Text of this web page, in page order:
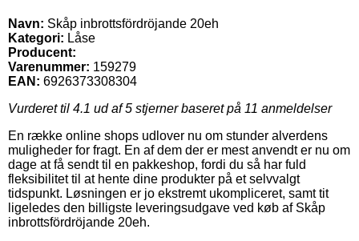
Navn: Skåp inbrottsfördröjande 20eh
Kategori: Låse
Producent:
Varenummer: 159279
EAN: 6926373308304
Vurderet til 4.1 ud af 5 stjerner baseret på 11 anmeldelser
En række online shops udlover nu om stunder alverdens
muligheder for fragt. En af dem der er mest anvendt er nu om
dage at få sendt til en pakkeshop, fordi du så har fuld
fleksibilitet til at hente dine produkter på et selvvalgt
tidspunkt. Løsningen er jo ekstremt ukompliceret, samt tit
ligeledes den billigste leveringsudgave ved køb af Skåp
inbrottsfördröjande 20eh.